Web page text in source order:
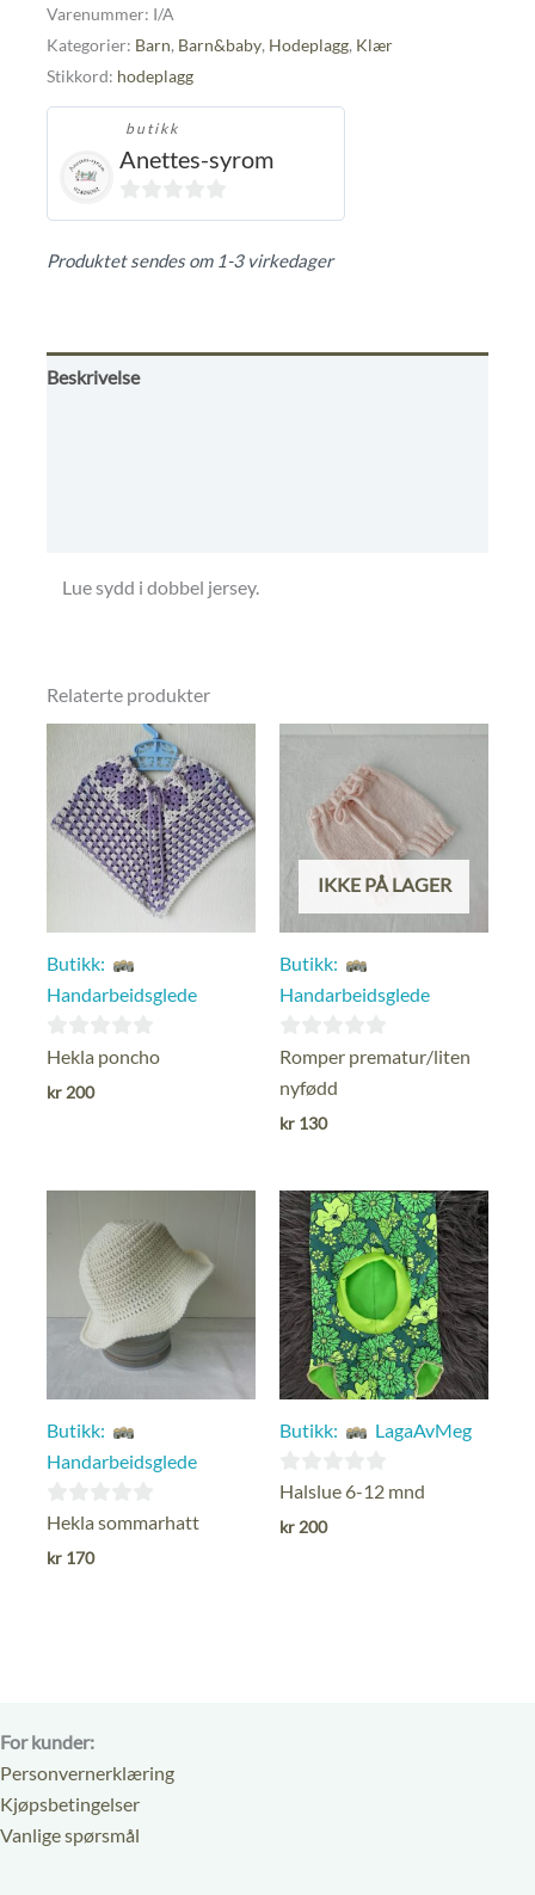
Varenummer: I/A
Kategorier: Barn, Barn&baby, Hodeplagg, Klær
Stikkord: hodeplagg
butikk
Anettes-syrom
0
Produktet sendes om 1-3 virkedager
Beskrivelse
Lue sydd i dobbel jersey.
Relaterte produkter
Butikk:
Handarbeidsglede
0
ut
Hekla poncho
kr 200
IKKE PÅ LAGER
Butikk:
Handarbeidsglede
0
ut
av
Romper prematur/liten
nyfødd
kr 130
Butikk:
Handarbeidsglede
0
ut
Hekla sommarhatt
kr 170
Butikk: LagaAvMeg
0
ut
Halslue 6-12 mnd
kr200
For kunder:
Personvernerklæring
Kjøpsbetingelser
Vanlige spørsmål